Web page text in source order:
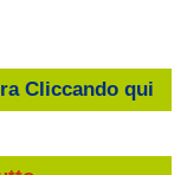
Cliccando qui